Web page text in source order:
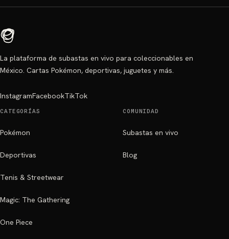
La plataforma de subastas en vivo para coleccionables en
México. Cartas Pokémon, deportivas, juguetes y más.
InstagramFacebookTikTok
CATEGORÍAS
Pokémon
Deportivas
Tenis & Streetwear
Magic: The Gathering
One Piece
COMUNIDAD
Subastas en vivo
Blog